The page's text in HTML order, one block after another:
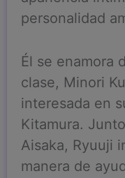
personalidad
Él se enamora
clase, Minori
interesada en
Kitamura.
Aisaka, Ryuuji
manera de